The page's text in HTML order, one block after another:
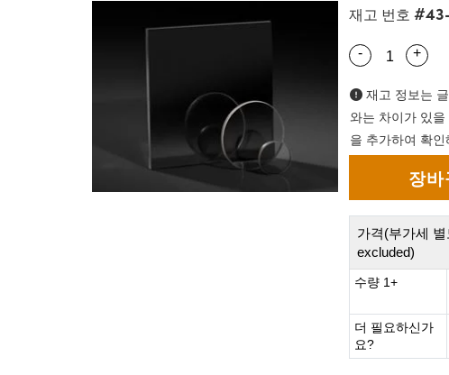
재고 번호
Quantity
- Use
+
재고 정보는
와는 차이가 있
을 추가하여 확인
가격(부가세 별
excluded)
수량 1+
더 필요하신가
요?